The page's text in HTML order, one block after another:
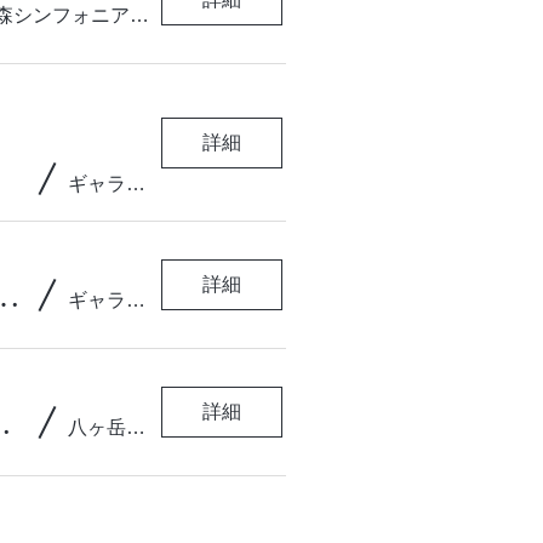
女神の森シンフォニアガーデン
/ ギャラリー＆カフェ桃李
詳細
店 世菜（せな） / ギャラリー＆カフェ桃李
詳細
19時開演） / 八ヶ岳やまびこホール
詳細